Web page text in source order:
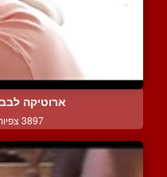
ארוטיקה
3897 צפיות